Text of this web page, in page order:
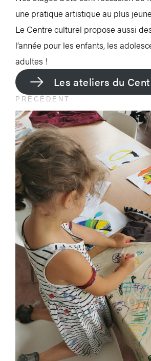
une pratique artistique au plus
Le Centre culturel propose aussi
l’année pour les enfants, les
adultes !
Les ateliers du
PRÉCÉDENT